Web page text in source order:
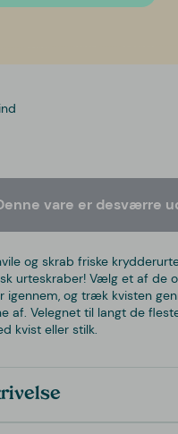
vare er desværre
og skrab friske
urteskraber! Vælg et af de
igennem, og træk kvisten
af. Velegnet til langt de
kvist eller stilk.